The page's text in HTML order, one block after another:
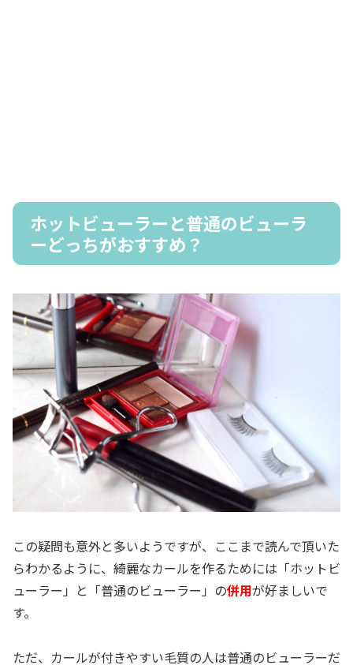
ホットビューラーと普通のビューラ
ーどっちがおすすめ？
この疑問も意外と多いようですが、ここまで読んで頂いた
らわかるように、綺麗なカールを作るためには「ホットビ
ューラー」と「普通のビューラー」の併用が好ましいで
す。
ただ、カールが付きやすい毛質の人は普通のビューラーだ